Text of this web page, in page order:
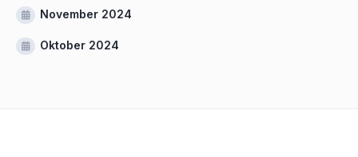
November 2024
Oktober 2024